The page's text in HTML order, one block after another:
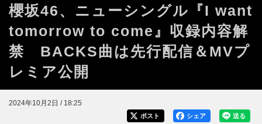
櫻坂46、ニューシングル『I want
tomorrow to come』収録内容解
禁 BACKS曲は先行配信＆MVプ
レミア公開
2024年10月2日 / 18:25
送る
シェア
ポスト